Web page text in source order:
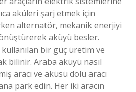
aküleri şarj etmek için
alternatör, mekanik enerjiyi
aküyü besler.
bir güç üretim ve
bilinir. Araba aküyü nasıl
aracı ve aküsü dolu aracı
park edin. Her iki aracın